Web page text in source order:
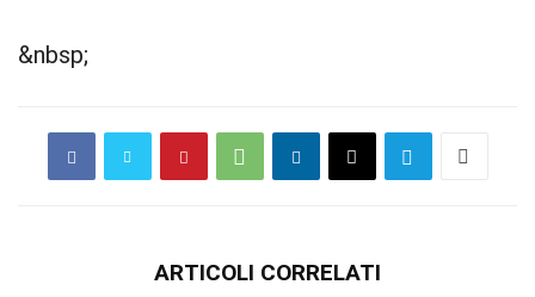
&nbsp;
ARTICOLI CORRELATI